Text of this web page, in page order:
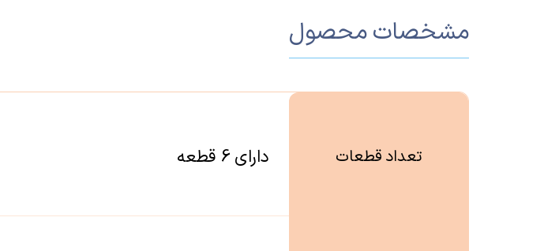
مشخصات محصول
تعداد قطعات دارای 6 قطعه